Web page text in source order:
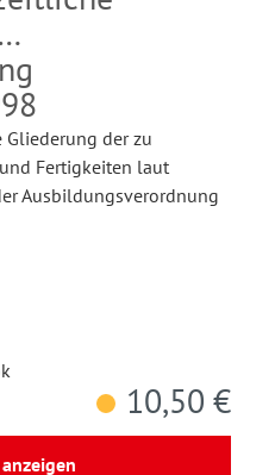
der zu
Fertigkeiten laut
Ausbildungsverordnung
10,50 €